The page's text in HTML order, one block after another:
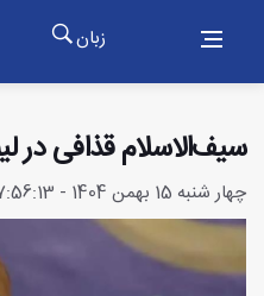
زبان
سیف‌الاسلام قذافی در
چهار شنبه 15 بهمن 1404 - 7:56:13